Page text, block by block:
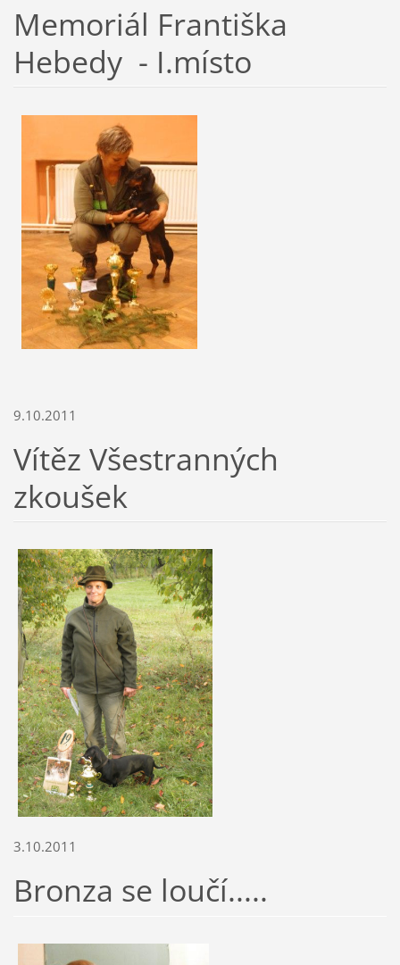
Memoriál Františka
Hebedy - I.místo
9.10.2011
Vítěz Všestranných
zkoušek
3.10.2011
Bronza se loučí.....